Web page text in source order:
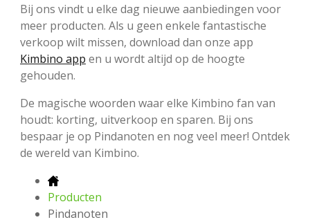
Bij ons vindt u elke dag nieuwe aanbiedingen voor
meer producten. Als u geen enkele fantastische
verkoop wilt missen, download dan onze app
Kimbino app en u wordt altijd op de hoogte
gehouden.
De magische woorden waar elke Kimbino fan van
houdt: korting, uitverkoop en sparen. Bij ons
bespaar je op Pindanoten en nog veel meer! Ontdek
de wereld van Kimbino.
Producten
Pindanoten